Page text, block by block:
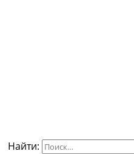
Найти: